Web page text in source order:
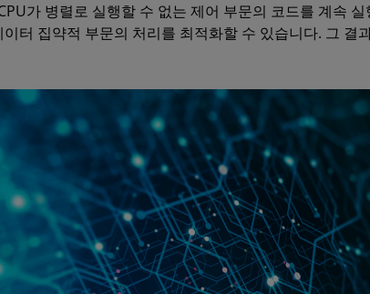
가 병렬로 실행할 수 없는 제어 부문의 코드를 계속
터 집약적 부문의 처리를 최적화할 수 있습니다. 그 결